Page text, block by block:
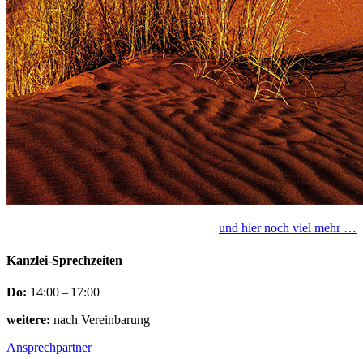
und hier noch viel mehr …
Kanzlei-Sprechzeiten
Do: 14:00 – 17:00
weitere: nach Vereinbarung
Ansprechpartner